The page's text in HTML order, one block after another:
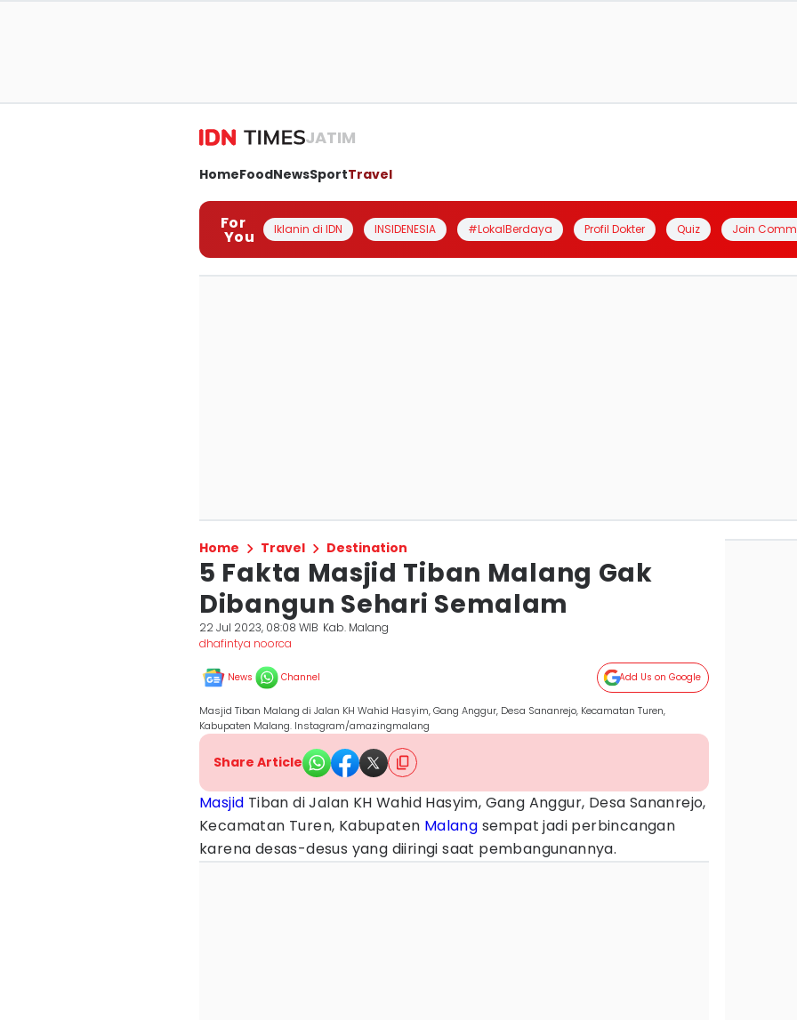
JATIM
HomeFoodNewsSportTravel
For
You Iklanin di IDN INSIDENESIA #LokalBerdaya Profil Dokter Quiz Join
Home Travel Destination
5 Fakta Masjid Tiban Malang Gak
Dibangun Sehari Semalam
22 Jul 2023, 08:08 WIB Kab. Malang
dhafintya noorca
News Channel Add Us on Google
Masjid Tiban Malang di Jalan KH Wahid Hasyim, Gang Anggur, Desa Sananrejo, Kecamatan Turen,
Kabupaten Malang. Instagram/amazingmalang
Share Article
Masjid Tiban di Jalan KH Wahid Hasyim, Gang Anggur, Desa Sananrejo,
Kecamatan Turen, Kabupaten Malang sempat jadi perbincangan
karena desas-desus yang diiringi saat pembangunannya.